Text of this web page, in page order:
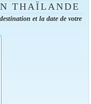
THAÏLANDE
et la date de votre